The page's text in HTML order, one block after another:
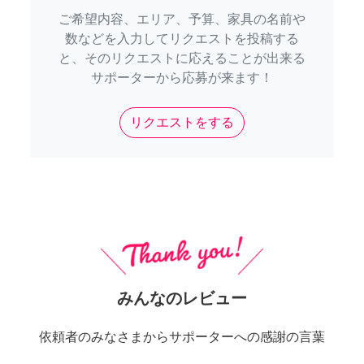
ご希望内容、エリア、予算、家具の名前や
数などを入力してリクエストを投稿する
と、そのリクエストに応えることが出来る
サポーターから応募が来ます！
リクエストをする
みんなのレビュー
依頼者のみなさまからサポーターへの感謝の言葉